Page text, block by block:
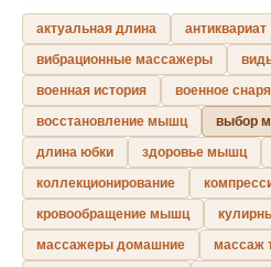
актуальная длина антиквариат
вибрационные массажеры
военная история
военное
восстановление мышц
выбор
длина юбки
здоровье мышц
коллекционирование
кровообращение мышц
массажеры домашние
массаж